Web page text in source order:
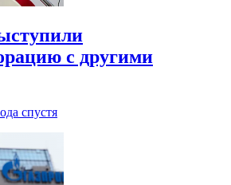
с другими
спустя